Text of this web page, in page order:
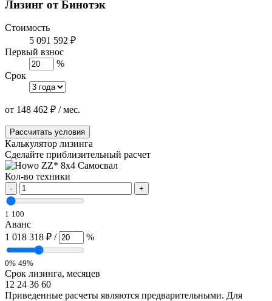
Лизинг от Бинотэк
Стоимость
5 091 592 ₽
Первый взнос
%
Срок
от 148 462 ₽ / мес.
Рассчитать условия
Калькулятор лизинга
Сделайте приблизительный расчет
Кол-во техники
- +
1 100
Аванс
1 018 318 ₽ / %
0% 49%
Срок лизинга, месяцев
12 24 36 60
Приведенные расчеты являются предварительными. Для